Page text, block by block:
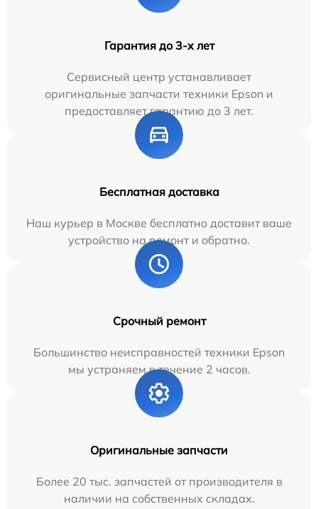
Гарантия до 3-х лет
Сервисный центр устанавливает
оригинальные запчасти техники Epson и
предоставляет гарантию до 3 лет.
Бесплатная доставка
Наш курьер в Москве бесплатно доставит ваше
устройство на ремонт и обратно.
Срочный ремонт
Большинство неисправностей техники Epson
мы устраняем в течение 2 часов.
Оригинальные запчасти
Более 20 тыс. запчастей от производителя в
наличии на собственных складах.